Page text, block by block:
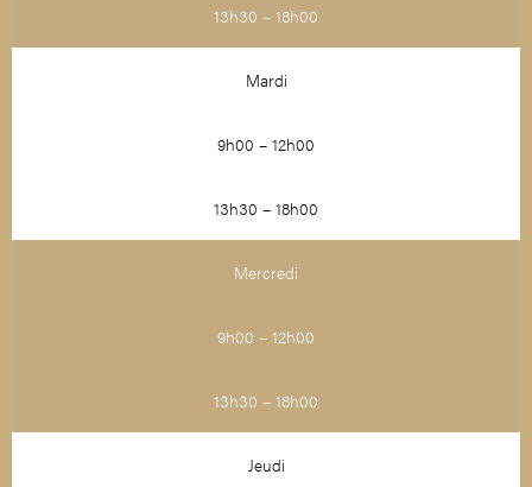
13h30 – 18h00
Mardi
9h00 – 12h00
13h30 – 18h00
Mercredi
9h00 – 12h00
13h30 – 18h00
Jeudi